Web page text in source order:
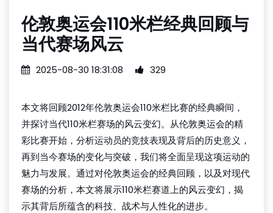
伦敦奥运会110米栏经典回顾与
当代赛场风云
2025-08-30 18:31:08 329
本文将回顾2012年伦敦奥运会110米栏比赛的经典瞬间，
并探讨当代110米栏赛场的风云变幻。从伦敦奥运会的精
彩比赛开始，分析运动员的竞技表现及背后的历史意义，
再到当今赛场的变化与突破，我们将全面呈现这项运动的
魅力与发展。通过对伦敦奥运会的经典回顾，以及对现代
赛场的分析，本文将展示110米栏赛道上的风云变幻，揭
示其背后所蕴含的科技、战术与人性化的进步。